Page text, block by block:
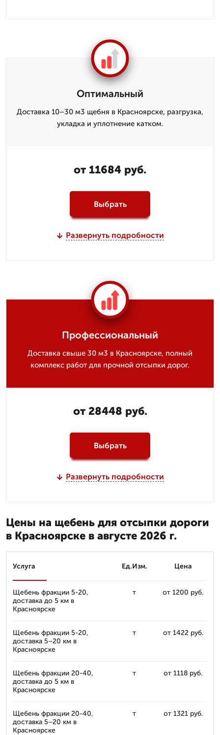
Оптимальный
Доставка 10–30 м3 щебня в Красноярске, разгрузка,
укладка и уплотнение катком.
от 11684 руб.
Выбрать
Развернуть подробности
Профессиональный
Доставка свыше 30 м3 в Красноярске, полный
комплекс работ для прочной отсыпки дорог.
от 28448 руб.
Выбрать
Развернуть подробности
Цены на щебень для отсыпки дороги
в Красноярске в августе 2026 г.
Услуга Ед.Изм. Цена
Щебень фракции 5-20,
доставка до 5 км в
Красноярске
т от 1200 руб.
Щебень фракции 5-20,
доставка 5–20 км в
Красноярске
т от 1422 руб.
Щебень фракции 20-40,
доставка до 5 км в
Красноярске
т от 1118 руб.
Щебень фракции 20-40,
доставка 5–20 км в
Красноярске
т от 1321 руб.